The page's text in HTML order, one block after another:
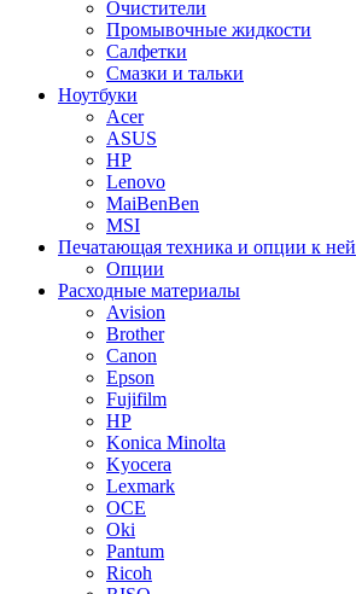
Очистители
Промывочные жидкости
Салфетки
Смазки и тальки
Ноутбуки
Acer
ASUS
HP
Lenovo
MaiBenBen
MSI
Печатающая техника и опции к ней
Опции
Расходные материалы
Avision
Brother
Canon
Epson
Fujifilm
HP
Konica Minolta
Kyocera
Lexmark
OCE
Oki
Pantum
Ricoh